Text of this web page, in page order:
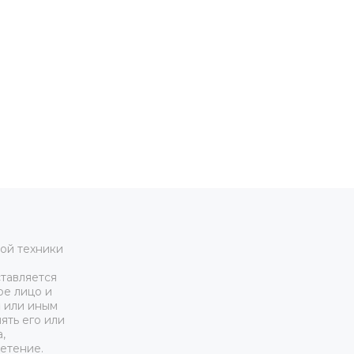
техники
лицо и
или иным
его или